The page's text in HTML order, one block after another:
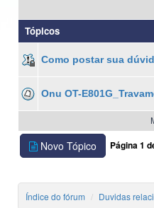
Tópicos
Como postar sua
Onu OT-
Novo Tópico Página1
Índice do fórum Duvidas